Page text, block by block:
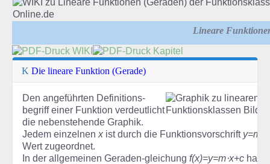
Lineare
Die lineare Funktion (Gerade)
Den angeführten Definitions-
begriff einer Funktion verdeutlicht
die nebenstehende Graphik.
Jedem einzelnen x ist durch die Funktionsvorschrift
Wert zugeordnet.
In der allgemeinen Geraden-gleichung f(x)=y=m⋅x+c